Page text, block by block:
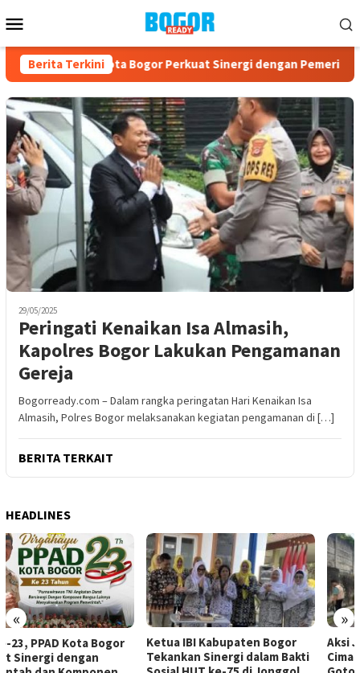
ke
Mobile
Berita Terkini
23, PPAD Kota Bogor Perkuat Sinergi dengan Pemerintah
29/05/2025
Peringati Kenaikan Isa Almasih,
Kapolres Bogor Lakukan Pengamanan
Gereja
Bogorready.com – Dalam rangka peringatan Hari Kenaikan Isa
Almasih, Polres Bogor melaksanakan kegiatan pengamanan di […]
BERITA TERKAIT
HEADLINES
« »
Ketua IBI Kabupaten Bogor
Tekankan Sinergi dalam Bakti
Aksi Jum’at Bersih, Pemdes
Cimande Hilir Giat Kerja Bakti